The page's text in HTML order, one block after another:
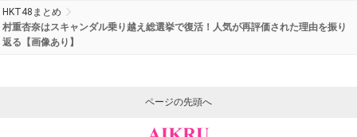
HKT48まとめ
村重杏奈はスキャンダル乗り越え総選挙で復活！人気が再評価された理由を振り
返る【画像あり】
ページの先頭へ